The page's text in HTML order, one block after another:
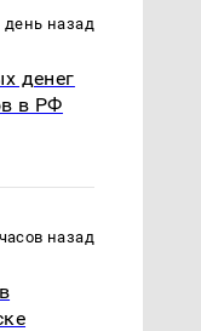
день назад
денег
в РФ
назад